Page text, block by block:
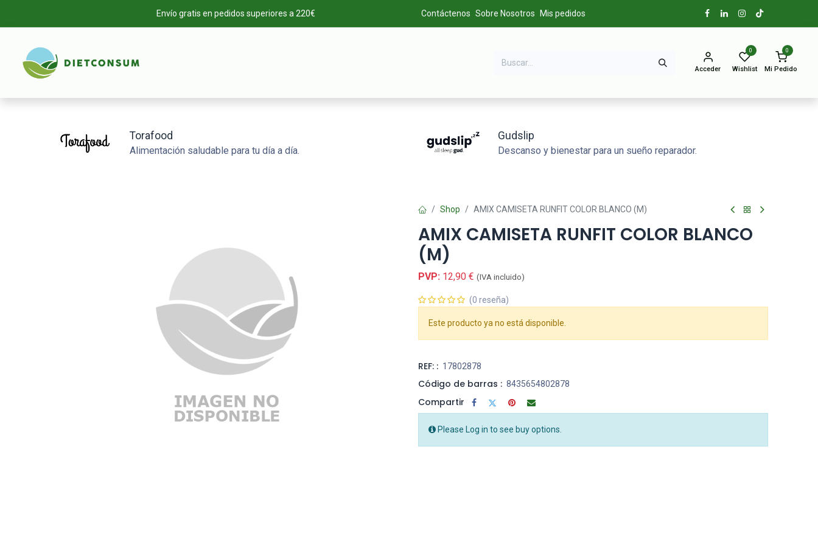
Envío gratis en pedidos superiores a 220€ Contáctenos Sobre Nosotros Mis pedidos
Acceder
0
Wishlist
0
Mi Pedido
Torafood
Alimentación saludable para tu día a día.
Gudslip
Descanso y bienestar para un sueño reparador.
Shop AMIX CAMISETA RUNFIT COLOR BLANCO (M)
AMIX CAMISETA RUNFIT COLOR BLANCO
(M)
PVP: 12,90 € (IVA incluido)
(0 reseña)
Este producto ya no está disponible.
REF: : 17802878
Código de barras : 8435654802878
Compartir
Please Log in to see buy options.